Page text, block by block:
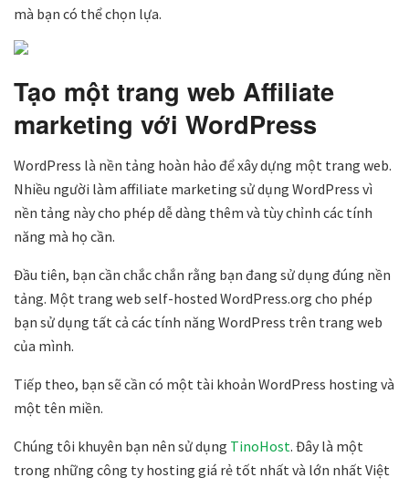
mà bạn có thể chọn lựa.
Tạo một trang web Affiliate
marketing với WordPress
WordPress là nền tảng hoàn hảo để xây dựng một trang web.
Nhiều người làm affiliate marketing sử dụng WordPress vì
nền tảng này cho phép dễ dàng thêm và tùy chỉnh các tính
năng mà họ cần.
Đầu tiên, bạn cần chắc chắn rằng bạn đang sử dụng đúng nền
tảng. Một trang web self-hosted WordPress.org cho phép
bạn sử dụng tất cả các tính năng WordPress trên trang web
của mình.
Tiếp theo, bạn sẽ cần có một tài khoản WordPress hosting và
một tên miền.
Chúng tôi khuyên bạn nên sử dụng TinoHost. Đây là một
trong những công ty hosting giá rẻ tốt nhất và lớn nhất Việt